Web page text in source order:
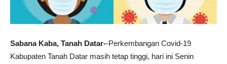
Sabana Kaba, Tanah Datar--Perkembangan Covid-19
Kabupaten Tanah Datar masih tetap tinggi, hari ini Senin